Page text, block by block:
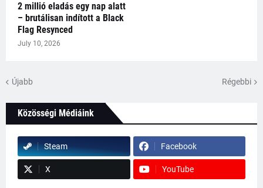
2 millió eladás egy nap alatt
– brutálisan indított a Black
Flag Resynced
July 10, 2026
Újabb Régebbi
Közösségi Médiáink
Steam Facebook
X YouTube